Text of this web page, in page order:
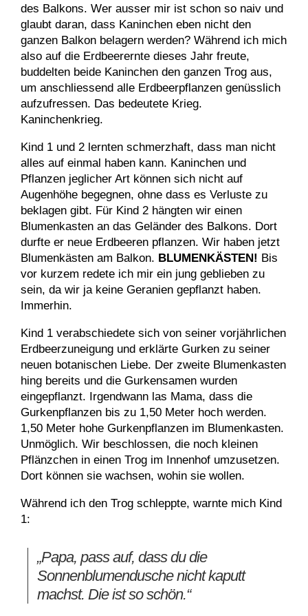
des Balkons. Wer ausser mir ist schon so naiv und
glaubt daran, dass Kaninchen eben nicht den
ganzen Balkon belagern werden? Während ich mich
also auf die Erdbeerernte dieses Jahr freute,
buddelten beide Kaninchen den ganzen Trog aus,
um anschliessend alle Erdbeerpflanzen genüsslich
aufzufressen. Das bedeutete Krieg.
Kaninchenkrieg.
Kind 1 und 2 lernten schmerzhaft, dass man nicht
alles auf einmal haben kann. Kaninchen und
Pflanzen jeglicher Art können sich nicht auf
Augenhöhe begegnen, ohne dass es Verluste zu
beklagen gibt. Für Kind 2 hängten wir einen
Blumenkasten an das Geländer des Balkons. Dort
durfte er neue Erdbeeren pflanzen. Wir haben jetzt
Blumenkästen am Balkon. BLUMENKÄSTEN! Bis
vor kurzem redete ich mir ein jung geblieben zu
sein, da wir ja keine Geranien gepflanzt haben.
Immerhin.
Kind 1 verabschiedete sich von seiner vorjährlichen
Erdbeerzuneigung und erklärte Gurken zu seiner
neuen botanischen Liebe. Der zweite Blumenkasten
hing bereits und die Gurkensamen wurden
eingepflanzt. Irgendwann las Mama, dass die
Gurkenpflanzen bis zu 1,50 Meter hoch werden.
1,50 Meter hohe Gurkenpflanzen im Blumenkasten.
Unmöglich. Wir beschlossen, die noch kleinen
Pflänzchen in einen Trog im Innenhof umzusetzen.
Dort können sie wachsen, wohin sie wollen.
Während ich den Trog schleppte, warnte mich Kind
1:
„Papa, pass auf, dass du die
Sonnenblumendusche nicht kaputt
machst. Die ist so schön.“